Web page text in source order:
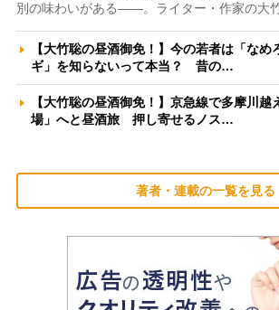
別の味わいがある――。ライター・作家の大
【大竹聡の昼酒御免！】今の若者は「なめ
ギ」を知らないって本当？ 昔の…
【大竹聡の昼酒御免！】京急線で多摩川越
場」へと昼酒旅 押し寄せるノス…
著者・連載の一覧を見る